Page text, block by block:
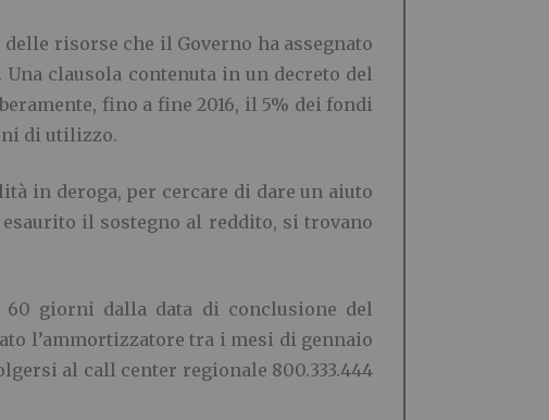
risorse che il Governo ha assegnato
clausola contenuta in un decreto del
fino a fine 2016, il 5% dei fondi
di utilizzo.
in deroga, per cercare di dare un aiuto
il sostegno al reddito, si trovano
60 giorni dalla data di conclusione del
l’ammortizzatore tra i mesi di gennaio
al call center regionale 800.333.444